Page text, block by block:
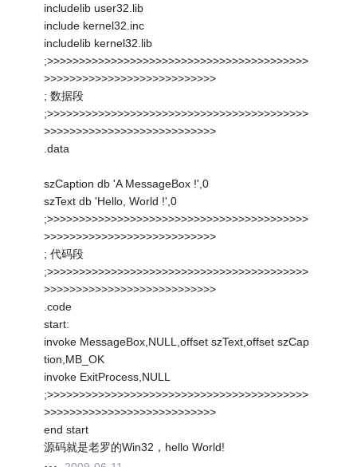
includelib user32.lib
include kernel32.inc
includelib kernel32.lib
;>>>>>>>>>>>>>>>>>>>>>>>>>>>>>>>>>>>>>>>>>
>>>>>>>>>>>>>>>>>>>>>>>>>>>
; 数据段
;>>>>>>>>>>>>>>>>>>>>>>>>>>>>>>>>>>>>>>>>>
>>>>>>>>>>>>>>>>>>>>>>>>>>>
.data
szCaption db 'A MessageBox !',0
szText db 'Hello, World !',0
;>>>>>>>>>>>>>>>>>>>>>>>>>>>>>>>>>>>>>>>>>
>>>>>>>>>>>>>>>>>>>>>>>>>>>
; 代码段
;>>>>>>>>>>>>>>>>>>>>>>>>>>>>>>>>>>>>>>>>>
>>>>>>>>>>>>>>>>>>>>>>>>>>>
.code
start:
invoke MessageBox,NULL,offset szText,offset szCap
tion,MB_OK
invoke ExitProcess,NULL
;>>>>>>>>>>>>>>>>>>>>>>>>>>>>>>>>>>>>>>>>>
>>>>>>>>>>>>>>>>>>>>>>>>>>>
end start
源码就是老罗的Win32，hello World!